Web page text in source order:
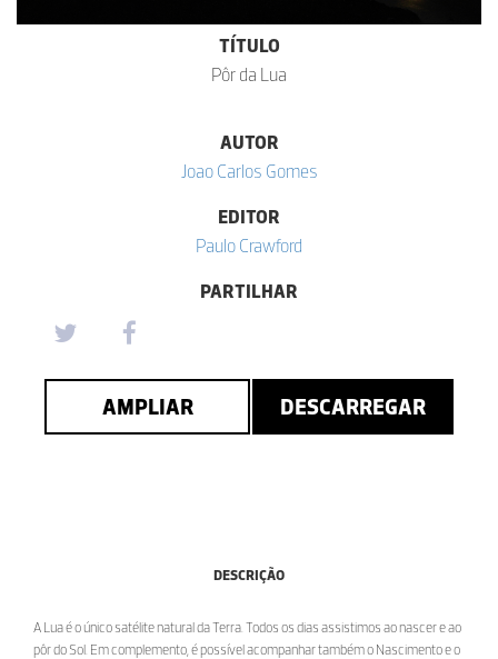
TÍTULO
Pôr da Lua
AUTOR
Joao Carlos Gomes
EDITOR
Paulo Crawford
PARTILHAR
AMPLIAR DESCARREGAR
DESCRIÇÃO
A Lua é o único satélite natural da Terra. Todos os dias assistimos ao nascer e ao
pôr do Sol. Em complemento, é possível acompanhar também o Nascimento e o